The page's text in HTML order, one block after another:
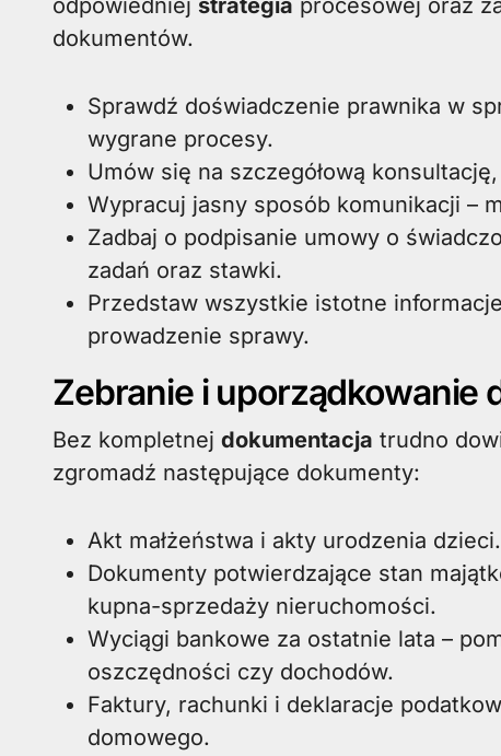
odpowiedniej strategia procesowej oraz
dokumentów.
Sprawdź doświadczenie prawnika w
wygrane procesy.
Umów się na szczegółową
Wypracuj jasny sposób komunikacji –
Zadbaj o podpisanie umowy o
zadań oraz stawki.
Przedstaw wszystkie istotne
prowadzenie sprawy.
Zebranie i uporządkowanie
Bez kompletnej dokumentacja trudno
zgromadź następujące dokumenty:
Akt małżeństwa i akty urodzenia dzieci.
Dokumenty potwierdzające stan
kupna-sprzedaży nieruchomości.
Wyciągi bankowe za ostatnie lata –
oszczędności czy dochodów.
Faktury, rachunki i deklaracje
domowego.